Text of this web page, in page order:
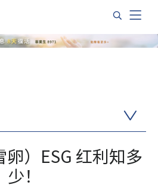
）ESG 红利知多
少！